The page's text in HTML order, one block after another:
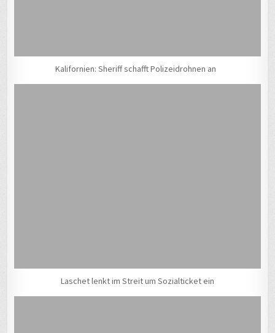
Kalifornien: Sheriff schafft Polizeidrohnen an
Laschet lenkt im Streit um Sozialticket ein